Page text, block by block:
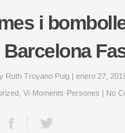
i
Barcelona
Ruth Troyano Puig | enero 27, 2019
Vi·Moments·Persones No